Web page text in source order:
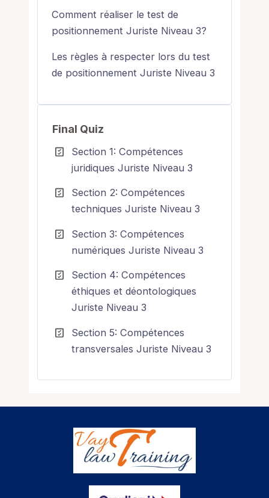
Comment réaliser le test de
positionnement Juriste Niveau 3?
Les règles à respecter lors du test
de positionnement Juriste Niveau 3
Final Quiz
Section 1: Compétences
juridiques Juriste Niveau 3
Section 2: Compétences
techniques Juriste Niveau 3
Section 3: Compétences
numériques Juriste Niveau 3
Section 4: Compétences
éthiques et déontologiques
Juriste Niveau 3
Section 5: Compétences
transversales Juriste Niveau 3